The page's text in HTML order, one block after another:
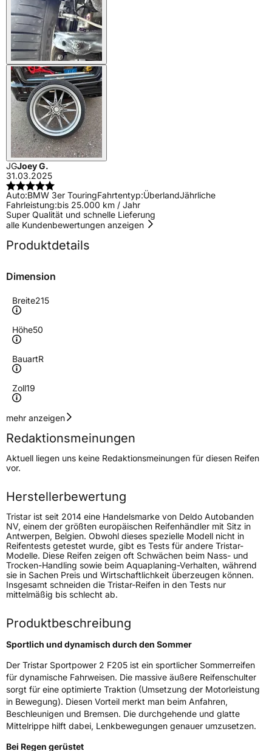
JGJoey G.
31.03.2025
Auto:BMW 3er TouringFahrtentyp:ÜberlandJährliche
Fahrleistung:bis 25.000 km / Jahr
Super Qualität und schnelle Lieferung
alle Kundenbewertungen anzeigen
Produktdetails
Dimension
Breite215
Höhe50
BauartR
Zoll19
Geschwindigkeitsindex
Höchstgeschwindigkeit
190 km/h
Lastindex93
Höchstlast650 kg
Generelle Merkmale
FahrzeugtypPKW
VerwendungSommerreifen
ModellnameSportpower 2
FahrzeugartPKW & SUV
ZustandNeureifen
EU Label
EffizienzC
mehr anzeigen
Redaktionsmeinungen
Aktuell liegen uns keine Redaktionsmeinungen für diesen Reifen
vor.
Herstellerbewertung
Tristar ist seit 2014 eine Handelsmarke von Deldo Autobanden
NV, einem der größten europäischen Reifenhändler mit Sitz in
Antwerpen, Belgien. Obwohl dieses spezielle Modell nicht in
Reifentests getestet wurde, gibt es Tests für andere Tristar-
Modelle. Diese Reifen zeigen oft Schwächen beim Nass- und
Trocken-Handling sowie beim Aquaplaning-Verhalten, während
sie in Sachen Preis und Wirtschaftlichkeit überzeugen können.
Insgesamt schneiden die Tristar-Reifen in den Tests nur
mittelmäßig bis schlecht ab.
Produktbeschreibung
Sportlich und dynamisch durch den Sommer
Der Tristar Sportpower 2 F205 ist ein sportlicher Sommerreifen
für dynamische Fahrweisen. Die massive äußere Reifenschulter
sorgt für eine optimierte Traktion (Umsetzung der Motorleistung
in Bewegung). Diesen Vorteil merkt man beim Anfahren,
Beschleunigen und Bremsen. Die durchgehende und glatte
Mittelrippe hilft dabei, Lenkbewegungen genauer umzusetzen.
Bei Regen gerüstet